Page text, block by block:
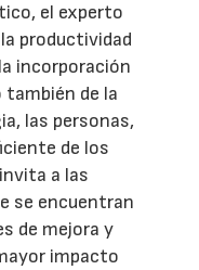
el experto
productividad
incorporación
de la
las personas,
de los
a las
se encuentran
de mejora y
impacto